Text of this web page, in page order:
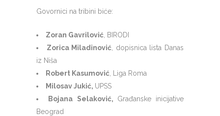
Govornici na tribini biće:
Zoran Gavrilović , BIRODI
Zorica Miladinović , dopisnica lista Danas
iz Niša
Robert Kasumović , Liga Roma
Milosav Jukić, UPSS
Bojana Selaković, Građanske inicijative
Beograd